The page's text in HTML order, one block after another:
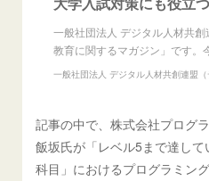
一般社団法人 デジタル人材共
教育に関するマガジン」です
記事の中で、株式会社プログ
飯坂氏が「レベル5まで達し
科目」におけるプログラミン